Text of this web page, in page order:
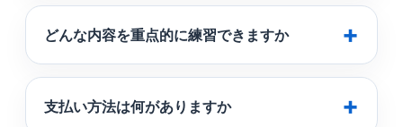
どんな内容を重点的に練習できますか
支払い方法は何がありますか